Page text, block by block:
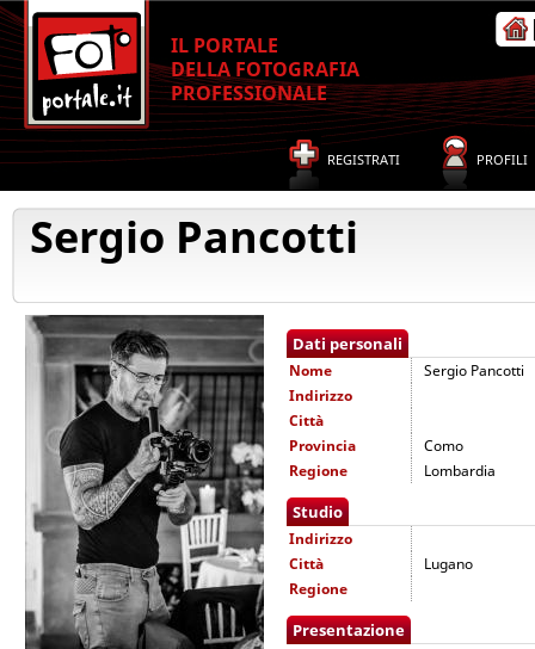
IL PORTALE
DELLA FOTOGRAFIA
PROFESSIONALE
REGISTRATI PROFILI
Sergio Pancotti
Dati personali
Nome
Sergio Pancotti
Indirizzo
Città
Provincia
Como
Regione
Lombardia
Studio
Indirizzo
Città
Lugano
Regione
Presentazione